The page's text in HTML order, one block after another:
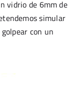
vidrio de 6mm de
simular
con un